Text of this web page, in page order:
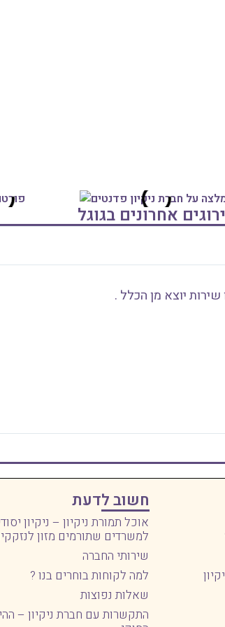
אחרונים בגוגל
יוצא מן הכלל .
חשוב לדעת
אוכל תמורת ניקיון – ניקיון
למשרדים שתורמים מזון
שירותי החברה
למה לקוחות בוחרים בנו ?
שאלות נפוצות
התקשרות עם חברת ניקיון –